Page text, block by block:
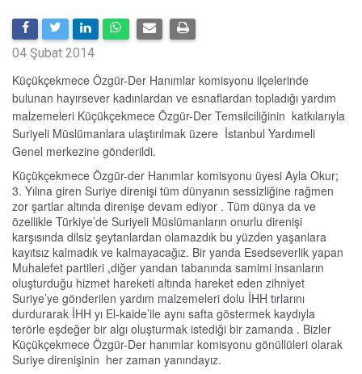
04 Şubat 2014
Küçükçekmece Özgür-Der Hanımlar komisyonu ilçelerinde
bulunan hayırsever kadınlardan ve esnaflardan topladığı yardım
malzemeleri Küçükçekmece Özgür-Der Temsilciliğinin katkılarıyla
Suriyeli Müslümanlara ulaştırılmak üzere İstanbul Yardımeli
Genel merkezine gönderildi.
Küçükçekmece Özgür-der Hanımlar komisyonu üyesi Ayla Okur;
3. Yılına giren Suriye direnişi tüm dünyanın sessizliğine rağmen
zor şartlar altında direnişe devam ediyor . Tüm dünya da ve
özellikle Türkiye’de Suriyeli Müslümanların onurlu direnişi
karşısında dilsiz şeytanlardan olamazdık bu yüzden yaşanlara
kayıtsız kalmadık ve kalmayacağız. Bir yanda Esedseverlik yapan
Muhalefet partileri ,diğer yandan tabanında samimi insanların
oluşturduğu hizmet hareketi altında hareket eden zihniyet
Suriye’ye gönderilen yardım malzemeleri dolu İHH tırlarını
durdurarak İHH yı El-kaide’ile aynı safta göstermek kaydıyla
terörle eşdeğer bir algı oluşturmak istediği bir zamanda . Bizler
Küçükçekmece Özgür-Der hanımlar komisyonu gönüllüleri olarak
Suriye direnişinin her zaman yanındayız.